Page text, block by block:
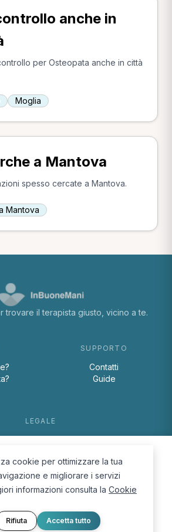
anche in
per Osteopata anche in città
Moglia
a Mantova
spesso cercate a Mantova.
Mantova
trovare il terapista giusto, vicino a te.
SUPPORTO
Contatti
Guide
LEGALE
Cookie Policy
cookie per ottimizzare la tua
e migliorare i servizi
informazioni consulta la Cookie
Rifiuta Accetta tutto